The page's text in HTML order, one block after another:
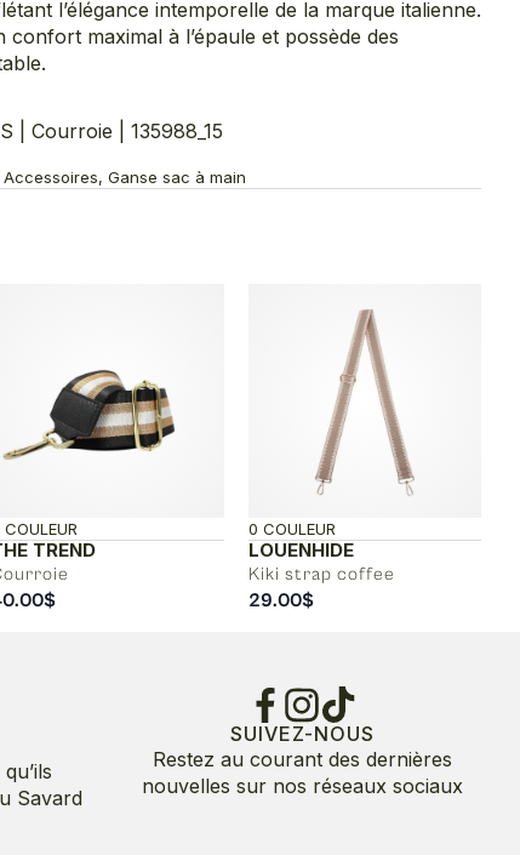
l’élégance intemporelle de la marque italienne.
maximal à l’épaule et possède des
| Courroie | 135988_15
Ganse sac à main
TREND
$
LOUENHIDE
Kiki strap coffee
0 COULEUR
29.00$
Savard
SUIVEZ-NOUS
Restez au courant des dernières
nouvelles sur nos réseaux sociaux